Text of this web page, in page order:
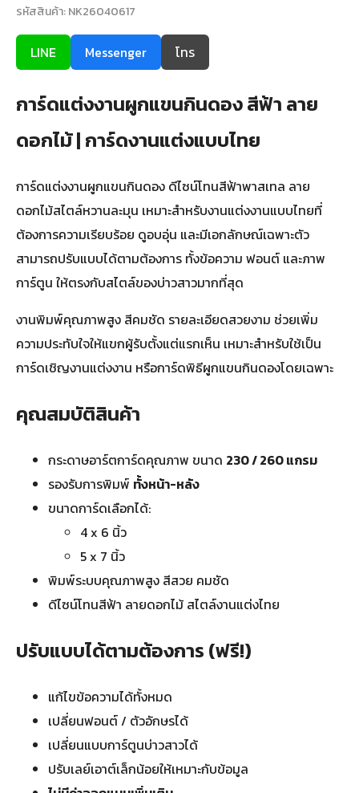
รหัสสินค้า: NK26040617
LINE Messenger โทร
การ์ดแต่งงานผูกแขนกินดอง สีฟ้า ลาย
ดอกไม้ | การ์ดงานแต่งแบบไทย
การ์ดแต่งงานผูกแขนกินดอง ดีไซน์โทนสีฟ้าพาสเทล ลาย
ดอกไม้สไตล์หวานละมุน เหมาะสำหรับงานแต่งงานแบบไทยที่
ต้องการความเรียบร้อย ดูอบอุ่น และมีเอกลักษณ์เฉพาะตัว
สามารถปรับแบบได้ตามต้องการ ทั้งข้อความ ฟอนต์ และภาพ
การ์ตูน ให้ตรงกับสไตล์ของบ่าวสาวมากที่สุด
งานพิมพ์คุณภาพสูง สีคมชัด รายละเอียดสวยงาม ช่วยเพิ่ม
ความประทับใจให้แขกผู้รับตั้งแต่แรกเห็น เหมาะสำหรับใช้เป็น
การ์ดเชิญงานแต่งงาน หรือการ์ดพิธีผูกแขนกินดองโดยเฉพาะ
คุณสมบัติสินค้า
กระดาษอาร์ตการ์ดคุณภาพ ขนาด 230 / 260 แกรม
รองรับการพิมพ์ ทั้งหน้า-หลัง
ขนาดการ์ดเลือกได้:
4 x 6 นิ้ว
5 x 7 นิ้ว
พิมพ์ระบบคุณภาพสูง สีสวย คมชัด
ดีไซน์โทนสีฟ้า ลายดอกไม้ สไตล์งานแต่งไทย
ปรับแบบได้ตามต้องการ (ฟรี!)
แก้ไขข้อความได้ทั้งหมด
เปลี่ยนฟอนต์ / ตัวอักษรได้
เปลี่ยนแบบการ์ตูนบ่าวสาวได้
ปรับเลย์เอาต์เล็กน้อยให้เหมาะกับข้อมูล